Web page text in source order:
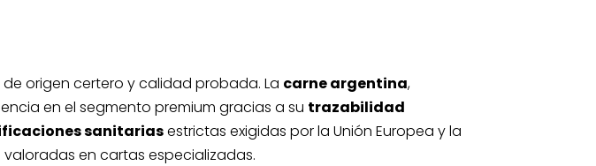
origen certero y calidad probada. La carne argentina,
en el segmento premium gracias a su trazabilidad
sanitariasestrictas exigidas por la Unión Europea y la
en cartas especializadas.